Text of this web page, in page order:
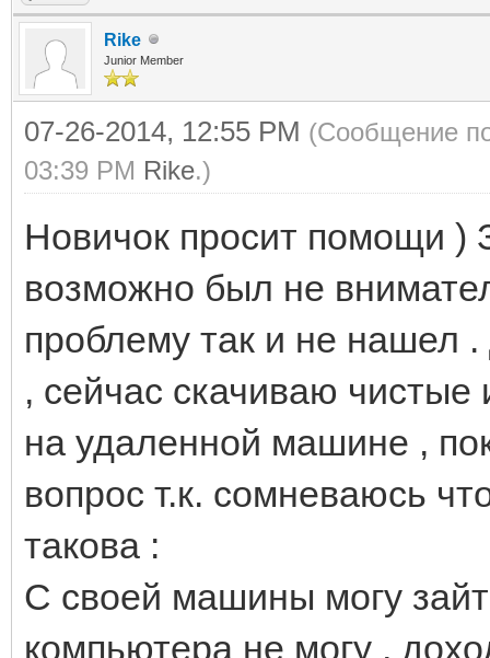
Rike
Junior Member
07-26-2014, 12:55 PM (Сообщение
03:39 PM Rike.)
Новичок просит помощи
возможно был не
проблему так и не нашел
, сейчас скачиваю
на удаленной машине ,
вопрос т.к. сомневаюсь
такова :
С своей машины могу
компьютера не могу ,